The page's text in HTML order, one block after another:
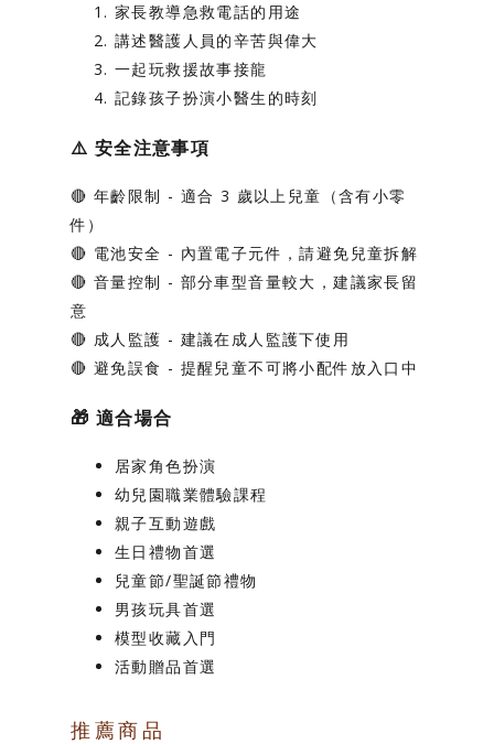
家長教導急救電話的用途
講述醫護人員的辛苦與偉大
一起玩救援故事接龍
記錄孩子扮演小醫生的時刻
⚠️ 安全注意事項
🔴 年齡限制 - 適合 3 歲以上兒童（含有小零
件）
🔴 電池安全 - 內置電子元件，請避免兒童拆解
🔴 音量控制 - 部分車型音量較大，建議家長留
意
🔴 成人監護 - 建議在成人監護下使用
🔴 避免誤食 - 提醒兒童不可將小配件放入口中
🎁 適合場合
居家角色扮演
幼兒園職業體驗課程
親子互動遊戲
生日禮物首選
兒童節/聖誕節禮物
男孩玩具首選
模型收藏入門
活動贈品首選
推薦商品